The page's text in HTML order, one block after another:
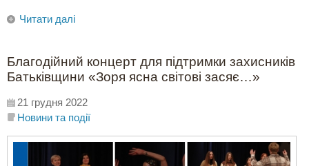
Читати далі
Благодійний концерт для підтримки захисників
Батьківщини «Зоря ясна світові засяє…»
21 грудня 2022
Новини та події